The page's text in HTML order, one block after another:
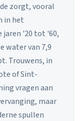
zorgt, vooral
in het
jaren '20 tot '60,
water van 7,9
Trouwens, in
of Sint-
vragen aan
maar
spullen